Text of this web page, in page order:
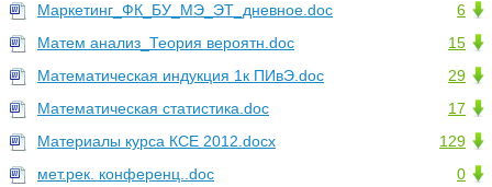
6
Маркетинг_ФК_БУ_МЭ_ЭТ_дневное.doc
15
Матем анализ_Теория вероятн.doc
29
Математическая индукция 1к ПИвЭ.doc
17
Математическая статистика.doc
129
Материалы курса КСЕ 2012.docx
0
мет.рек. конференц..doc